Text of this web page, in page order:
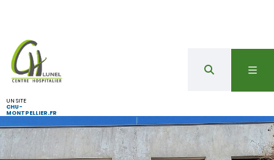
UN SITE
CHU-
MONTPELLIER.FR